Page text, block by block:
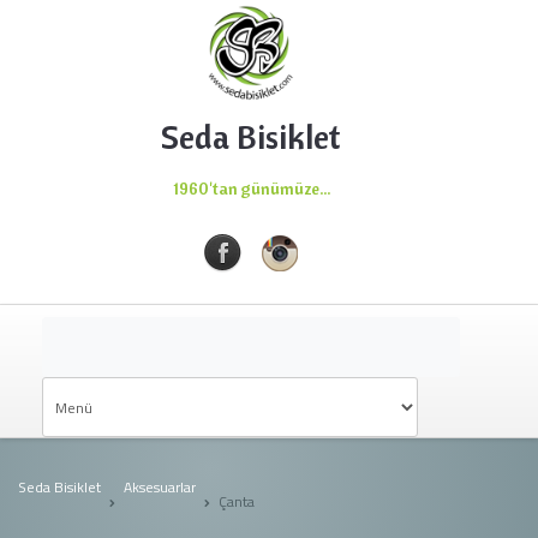
Seda Bisiklet
1960'tan günümüze...
Seda Bisiklet Aksesuarlar
Çanta